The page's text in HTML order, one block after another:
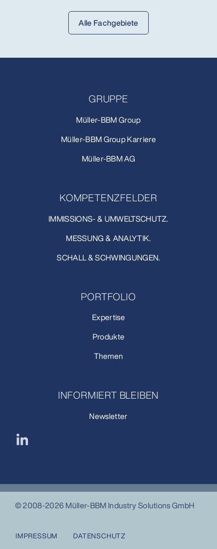
Alle Fachgebiete
GRUPPE
Müller-BBM Group
Müller-BBM Group Karriere
Müller-BBM AG
KOMPETENZFELDER
IMMISSIONS- & UMWELTSCHUTZ.
MESSUNG & ANALYTIK.
SCHALL & SCHWINGUNGEN.
PORTFOLIO
Expertise
Produkte
Themen
INFORMIERT BLEIBEN
Newsletter
© 2008-2026 Müller-BBM Industry Solutions GmbH
IMPRESSUM
DATENSCHUTZ